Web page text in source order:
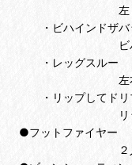
左・正面・右・
・ビハインドザバッ
ビハインドザ
・レッグスルー 「
左右にレッグ
・リップしてドリブ
リップしてドリブ
●フットファイヤー
２人組み、１人